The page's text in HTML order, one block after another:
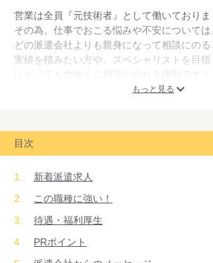
営業は全員『元技術者』として働いておりま
その為、仕事でおこる悩みや不安については
どの派遣会社よりも親身になって相談にのる
実績を積みたい方や、スペシャリストを目指
にとっても力強くご相談にのれる体制です！
もっと見る
目次
新着派遣求人
この職種に強い！
待遇・福利厚生
PRポイント